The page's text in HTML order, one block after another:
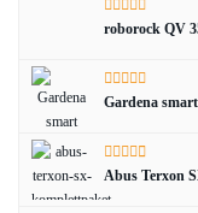
roborock QV
Gardena
Abus Terxon